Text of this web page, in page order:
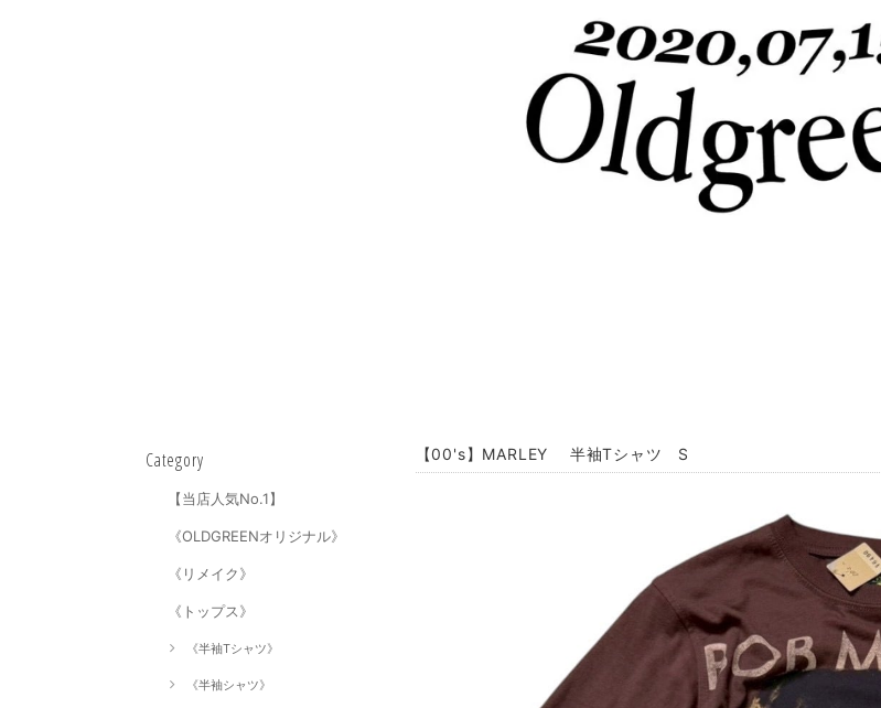
Category
【当店人気No.1】
《OLDGREENオリジナル》
《リメイク》
《トップス》
《半袖Tシャツ》
《半袖シャツ》
【00's】MARLEY 半袖Tシャツ S